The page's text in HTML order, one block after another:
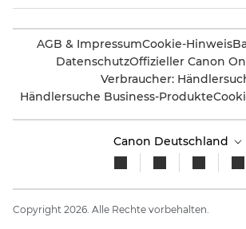
AGB & ImpressumCookie-Hinweis
DatenschutzOffizieller Canon
Verbraucher:
Händlersuche Business-Produkte
Canon Deutschland
Copyright 2026. Alle Rechte vorbehalten.